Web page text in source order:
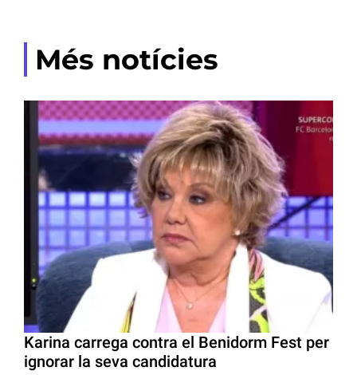
Més notícies
Karina carrega contra el Benidorm Fest per
ignorar la seva candidatura